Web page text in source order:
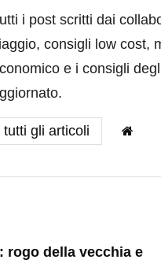
i post scritti dai
consigli low cost,
e i consigli
tutti gli articoli
rogo della vecchia e